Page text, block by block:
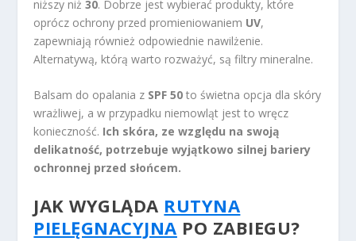
niższy niż30. Dobrze jest wybierać produkty, które
oprócz ochrony przed promieniowaniem UV,
zapewniają również odpowiednie nawilżenie.
Alternatywą, którą warto rozważyć, są filtry mineralne.
Balsam do opalania z SPF 50 to świetna opcja dla skóry
wrażliwej, a w przypadku niemowląt jest to wręcz
konieczność. Ich skóra, ze względu na swoją
delikatność, potrzebuje wyjątkowo silnej bariery
ochronnej przed słońcem.
JAK WYGLĄDA RUTYNA
PIELĘGNACYJNA PO ZABIEGU?